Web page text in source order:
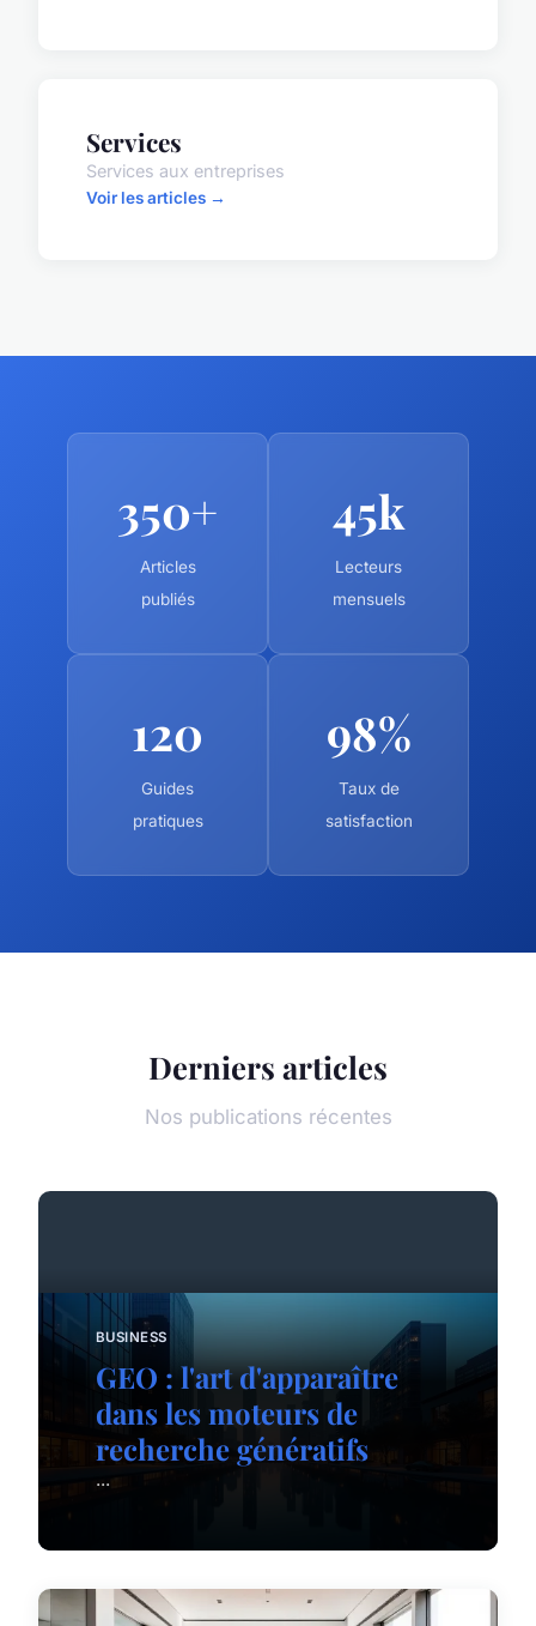
Services
Services aux entreprises
Voir les articles →
350+
Articles
publiés
45k
Lecteurs
mensuels
120
Guides
pratiques
98%
Taux de
satisfaction
Derniers articles
Nos publications récentes
BUSINESS
GEO : l'art d'apparaître
dans les moteurs de
recherche génératifs
...